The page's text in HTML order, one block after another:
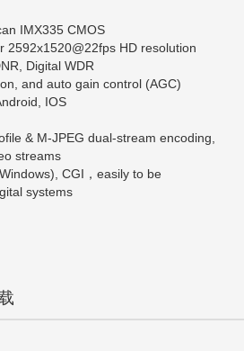
IMX335 CMOS
2592x1520@22fps HD resolution
Digital WDR
and auto gain control (AGC)
IOS
& M-JPEG dual-stream encoding,
streams
CGI，easily to be
systems